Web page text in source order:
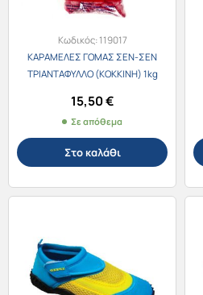
Κωδικός:119017
ΚΑΡΑΜΕΛΕΣ ΓΟΜΑΣ ΣΕΝ-ΣΕΝ
ΤΡΙΑΝΤΑΦΥΛΛΟ (ΚΟΚΚΙΝΗ) 1kg
15,50€
Σε απόθεμα
Στο καλάθι